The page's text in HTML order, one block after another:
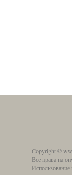
Copyright ©
Все права на
Использование